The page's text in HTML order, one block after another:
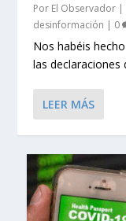
Por El Observador |
desinformación | 0
Nos habéis
las declaraciones
LEER MÁS